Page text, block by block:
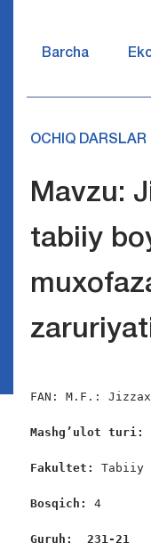
Barcha
OCHIQ DARSLAR
Mavzu:
tabiiy
FAN: M.F.:
Mashg’ulot turi:
Fakultet: Tabiiy
Bosqich: 4
Guruh:  231-21